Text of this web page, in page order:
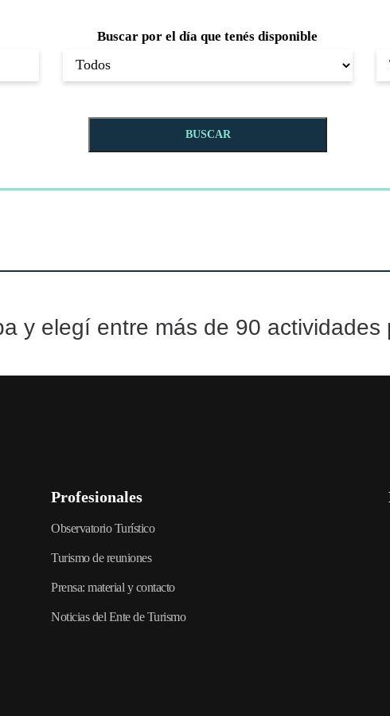
Buscar por el día que tenés disponible
BUSCAR
y elegí entre más de 90
Profesionales
Observatorio Turístico
Turismo de reuniones
Prensa: material y contacto
Noticias del Ente de Turismo